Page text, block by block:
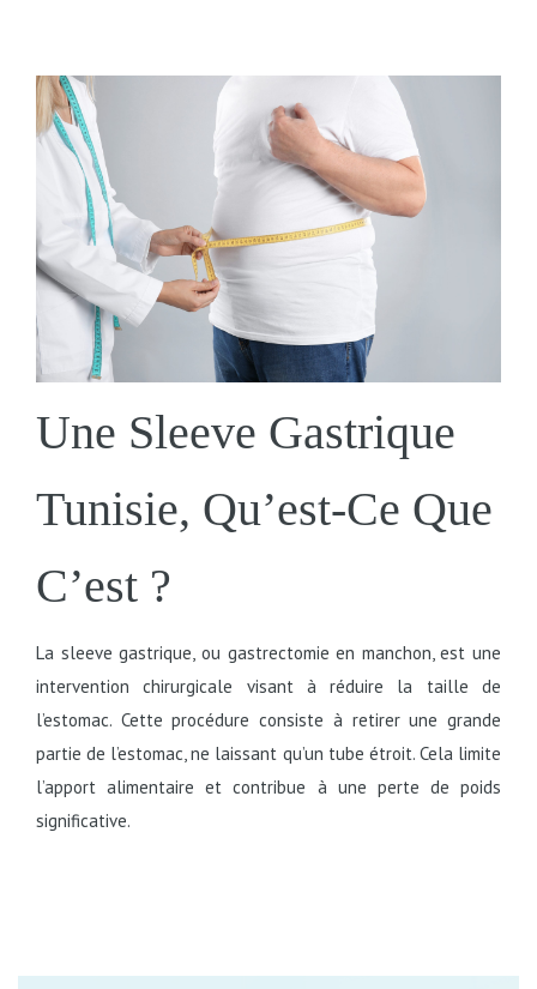
Une Sleeve Gastrique
Tunisie, Qu’est-Ce Que
C’est ?
La sleeve gastrique, ou gastrectomie en manchon, est une
intervention chirurgicale visant à réduire la taille de
l’estomac. Cette procédure consiste à retirer une grande
partie de l’estomac, ne laissant qu’un tube étroit. Cela limite
l’apport alimentaire et contribue à une perte de poids
significative.